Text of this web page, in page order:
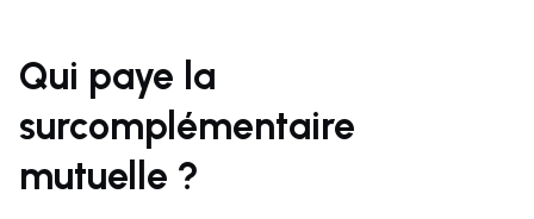
Qui paye la
surcomplémentaire
mutuelle ?